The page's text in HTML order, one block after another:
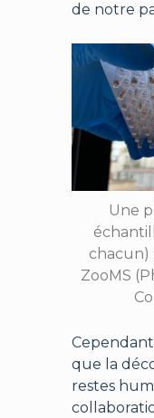
de notre
Une
chacun)
ZooMS
que la
restes